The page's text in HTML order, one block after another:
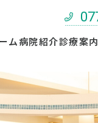
ム病院紹介診療案内